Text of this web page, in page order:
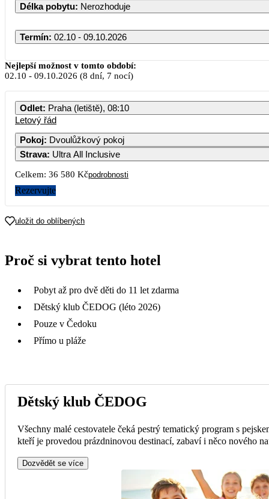
Délka pobytu: Nerozhoduje
Termín: 02.10 - 09.10.2026
Říjen 2026
PO ÚT ST ČT PÁ
18 290
Nejlepší možnost v tomto období:
02.10 - 09.10.2026 (8 dní, 7 nocí)
Odlet: Praha (letiště), 08:10
Letový řád
Pokoj: Dvoulůžkový pokoj
Strava: Ultra All Inclusive
Celkem: 36 580 Kčpodrobnosti
Rezervujte
uložit do oblíbených
Proč si vybrat tento hotel
Pobyt až pro dvě děti do 11 let zdarma
Dětský klub ČEDOG (léto 2026)
Pouze v Čedoku
Přímo u pláže
Dětský klub ČEDOG
Všechny malé cestovatele čeká pestrý tematický program s
kteří je provedou prázdninovou destinací, zabaví i něco nového
Dozvědět se více